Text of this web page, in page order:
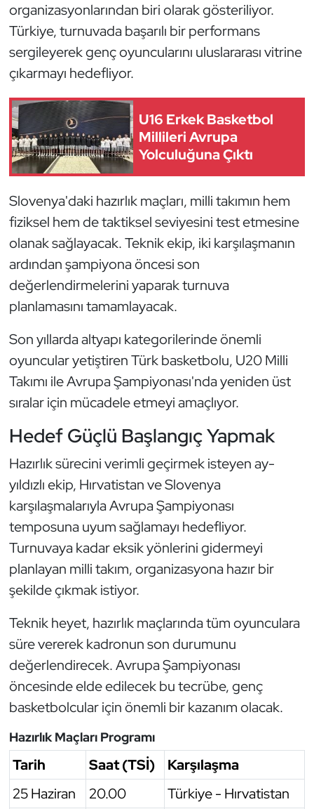
organizasyonlarından biri olarak gösteriliyor.
Türkiye, turnuvada başarılı bir performans
sergileyerek genç oyuncularını uluslararası vitrine
çıkarmayı hedefliyor.
U16 Erkek Basketbol
Millileri Avrupa
Yolculuğuna Çıktı
Slovenya'daki hazırlık maçları, milli takımın hem
fiziksel hem de taktiksel seviyesini test etmesine
olanak sağlayacak. Teknik ekip, iki karşılaşmanın
ardından şampiyona öncesi son
değerlendirmelerini yaparak turnuva
planlamasını tamamlayacak.
Son yıllarda altyapı kategorilerinde önemli
oyuncular yetiştiren Türk basketbolu, U20 Milli
Takımı ile Avrupa Şampiyonası'nda yeniden üst
sıralar için mücadele etmeyi amaçlıyor.
Hedef Güçlü Başlangıç Yapmak
Hazırlık sürecini verimli geçirmek isteyen ay-
yıldızlı ekip, Hırvatistan ve Slovenya
karşılaşmalarıyla Avrupa Şampiyonası
temposuna uyum sağlamayı hedefliyor.
Turnuvaya kadar eksik yönlerini gidermeyi
planlayan milli takım, organizasyona hazır bir
şekilde çıkmak istiyor.
Teknik heyet, hazırlık maçlarında tüm oyunculara
süre vererek kadronun son durumunu
değerlendirecek. Avrupa Şampiyonası
öncesinde elde edilecek bu tecrübe, genç
basketbolcular için önemli bir kazanım olacak.
Hazırlık Maçları Programı
Tarih Saat (TSİ)
Karşılaşma
25 Haziran
20.00 Türkiye - Hırvatistan
Modern Pentatlon
Motor Sporları
Okçuluk
Optimist
Oryantiring
Özel Sporcular
Paralimpik
Ragbi
Satranç
Su Topu
Sualtı Sporları
Tenis
Triatlon
Voleybol
Vücut Geliştirme Fitness
Wushu Kungfu
Yelken
Yüzme